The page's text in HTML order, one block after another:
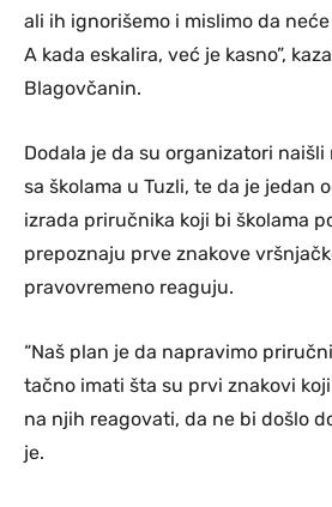
ali ih ignorišemo i mislimo da
A kada eskalira, već je kasno”,
Blagovčanin.
Dodala je da su organizatori
sa školama u Tuzli, te da je jedan
izrada priručnika koji bi školama
prepoznaju prve znakove
pravovremeno reaguju.
“Naš plan je da napravimo
tačno imati šta su prvi znakovi
na njih reagovati, da ne bi došlo
je.